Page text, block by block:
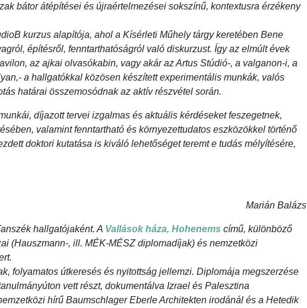
bátor átépítései és újraértelmezései sokszínű, kontextusra érzékeny
kurzus alapítója, ahol a Kísérleti Műhely tárgy keretében Bene
építésről, fenntarthatóságról való diskurzust. Így az elmúlt évek
az ajkai olvasókabin, vagy akár az Artus Stúdió-, a valganon-i, a
a hallgatókkal közösen készített experimentális munkák, valós
határai összemosódnak az aktív részvétel során.
díjazott tervei izgalmas és aktuális kérdéseket feszegetnek,
valamint fenntartható és környezettudatos eszközökkel történő
doktori kutatása is kiváló lehetőséget teremt e tudás mélyítésére,
Marián Balázs
hallgatójaként. A Vallások háza, Hohenems című, különböző
(Hauszmann-, ill. MÉK-MÉSZ diplomadíjak) és nemzetközi
folyamatos útkeresés és nyitottság jellemzi. Diplomája megszerzése
vett részt, dokumentálva Izrael és Palesztina
hírű Baumschlager Eberle Architekten irodánál és a Hetedik